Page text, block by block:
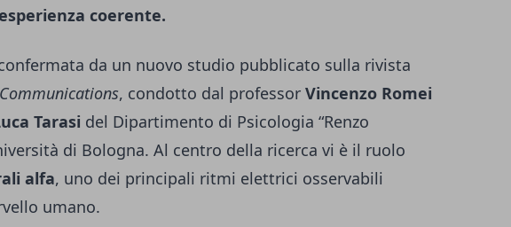
coerente.
da un nuovo studio pubblicato sulla rivista
, condotto dal professor Vincenzo Romei
Tarasi del Dipartimento di Psicologia “Renzo
di Bologna. Al centro della ricerca vi è il ruolo
alfa, uno dei principali ritmi elettrici osservabili
umano.